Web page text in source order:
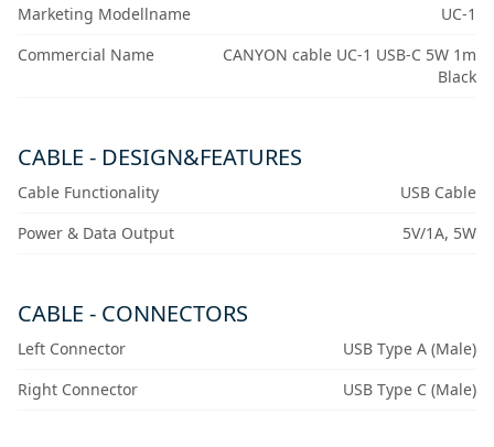
Marketing Modellname
UC-1
Commercial Name
CANYON cable UC-1 USB-C 5W 1m
Black
CABLE - DESIGN&FEATURES
Cable Functionality
USB Cable
Power & Data Output
5V/1A, 5W
CABLE - CONNECTORS
Left Connector
USB Type A (Male)
Right Connector
USB Type C (Male)